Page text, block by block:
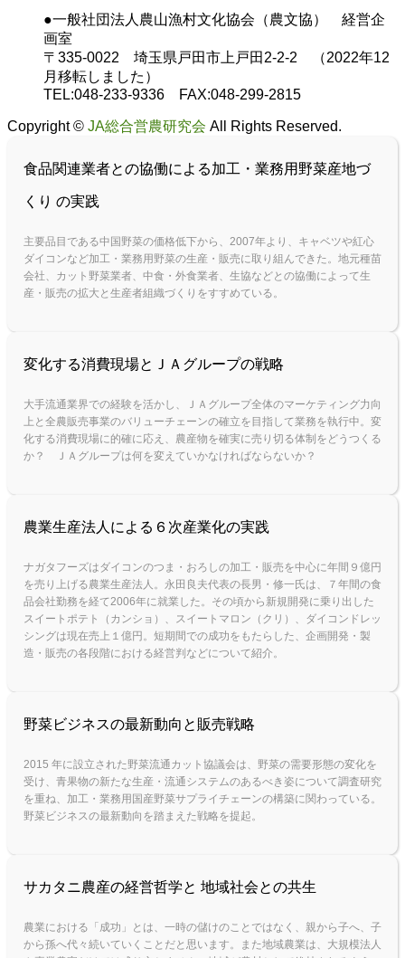
●一般社団法人農山漁村文化協会（農文協） 経営企
画室
〒335-0022 埼玉県戸田市上戸田2-2-2 （2022年12
月移転しました）
TEL:048-233-9336 FAX:048-299-2815
Copyright © JA総合営農研究会 All Rights Reserved.
食品関連業者との協働による加工・業務用野菜産地づ
くり の実践
主要品目である中国野菜の価格低下から、2007年より、キャベツや紅心
ダイコンなど加工・業務用野菜の生産・販売に取り組んできた。地元種苗
会社、カット野菜業者、中食・外食業者、生協などとの協働によって生
産・販売の拡大と生産者組織づくりをすすめている。
変化する消費現場とＪＡグループの戦略
大手流通業界での経験を活かし、ＪＡグループ全体のマーケティング力向
上と全農販売事業のバリューチェーンの確立を目指して業務を執行中。変
化する消費現場に的確に応え、農産物を確実に売り切る体制をどうつくる
か？ ＪＡグループは何を変えていかなければならないか？
農業生産法人による６次産業化の実践
ナガタフーズはダイコンのつま・おろしの加工・販売を中心に年間９億円
を売り上げる農業生産法人。永田良夫代表の長男・修一氏は、７年間の食
品会社勤務を経て2006年に就業した。その頃から新規開発に乗り出した
スイートポテト（カンショ）、スイートマロン（クリ）、ダイコンドレッ
シングは現在売上１億円。短期間での成功をもたらした、企画開発・製
造・販売の各段階における経営判などについて紹介。
野菜ビジネスの最新動向と販売戦略
2015 年に設立された野菜流通カット協議会は、野菜の需要形態の変化を
受け、青果物の新たな生産・流通システムのあるべき姿について調査研究
を重ね、加工・業務用国産野菜サプライチェーンの構築に関わっている。
野菜ビジネスの最新動向を踏まえた戦略を提起。
サカタニ農産の経営哲学と 地域社会との共生
農業における「成功」とは、一時の儲けのことではなく、親から子へ、子
から孫へ代々続いていくことだと思います。また地域農業は、大規模法人